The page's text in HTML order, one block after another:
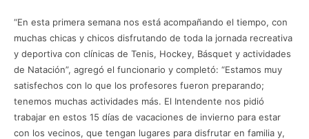
“En esta primera semana nos está acompañando el tiempo, con
muchas chicas y chicos disfrutando de toda la jornada recreativa
y deportiva con clínicas de Tenis, Hockey, Básquet y actividades
de Natación”, agregó el funcionario y completó: “Estamos muy
satisfechos con lo que los profesores fueron preparando;
tenemos muchas actividades más. El Intendente nos pidió
trabajar en estos 15 días de vacaciones de invierno para estar
con los vecinos, que tengan lugares para disfrutar en familia y,